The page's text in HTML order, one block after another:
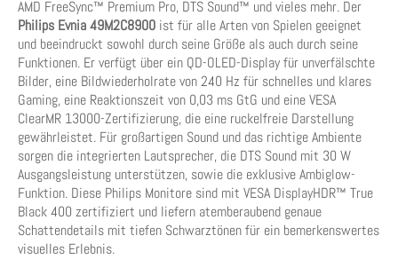
AMD FreeSync™ Premium Pro, DTS Sound™ und vieles mehr. Der
Philips Evnia 49M2C8900 ist für alle Arten von Spielen geeignet
und beeindruckt sowohl durch seine Größe als auch durch seine
Funktionen. Er verfügt über ein QD-OLED-Display für unverfälschte
Bilder, eine Bildwiederholrate von 240 Hz für schnelles und klares
Gaming, eine Reaktionszeit von 0,03 ms GtG und eine VESA
ClearMR 13000-Zertifizierung, die eine ruckelfreie Darstellung
gewährleistet. Für großartigen Sound und das richtige Ambiente
sorgen die integrierten Lautsprecher, die DTS Sound mit 30 W
Ausgangsleistung unterstützen, sowie die exklusive Ambiglow-
Funktion. Diese Philips Monitore sind mit VESA DisplayHDR™ True
Black 400 zertifiziert und liefern atemberaubend genaue
Schattendetails mit tiefen Schwarztönen für ein bemerkenswertes
visuelles Erlebnis.